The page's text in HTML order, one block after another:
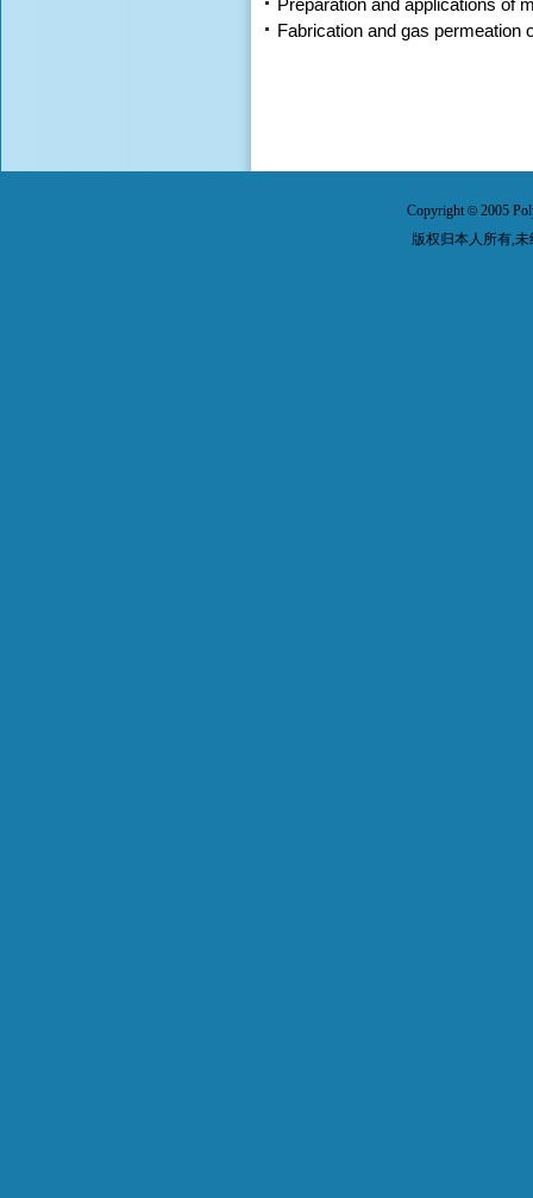
Preparation and applications of
Fabrication and gas
Copyright© 2005
版权归本人所有,